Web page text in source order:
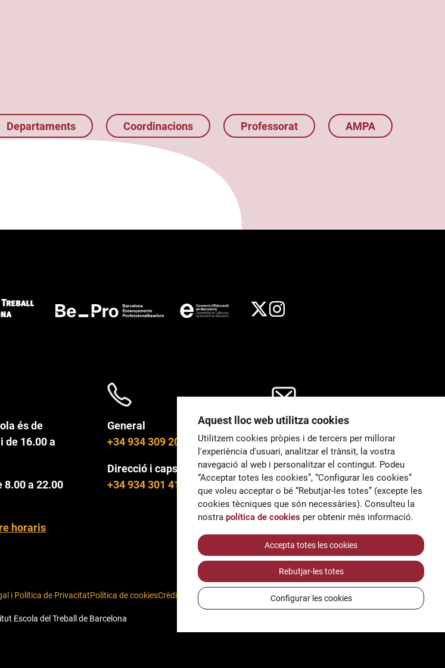
Departaments Coordinacions Professorat AMPA
és de
de 16.00 a
8.00 a 22.00
horaris
General
+34 934 309 200
Direcció i caps d’estudis
+34 934 301 415
General
correu@escoladeltreball.org
Informació
informacio@escoladeltreball.o
rg
i Política de PrivacitatPolítica de cookiesCrèdits
Escola del Treball de Barcelona
Aquest lloc web utilitza cookies
Utilitzem cookies pròpies i de tercers per millorar
l'experiència d'usuari, analitzar el trànsit, la vostra
navegació al web i personalitzar el contingut. Podeu
“Acceptar totes les cookies”, “Configurar les cookies”
que voleu acceptar o bé “Rebutjar-les totes” (excepte les
cookies tècniques que són necessàries). Consulteu la
nostra política de cookies per obtenir més informació.
Accepta totes les cookies
Rebutjar-les totes
Configurar les cookies